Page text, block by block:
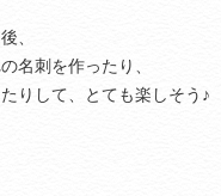
、
名刺を作ったり、
りして、とても楽しそう♪